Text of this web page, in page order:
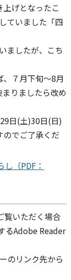
げとなったこ
ていました「四
ましたが、こち
７月下旬～8月
りましたら改め
日(土)30日(日)
でご了承くだ
し（PDF：
覧いただく場合
るAdobe Reader
のリンク先から